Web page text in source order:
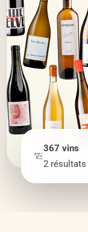
367 vins
2 résultats